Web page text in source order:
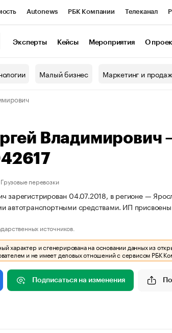
Autonews РБК Компании Телеканал
Эксперты Кейсы Мероприятия О
Малый бизнес Маркетинг и
Грузовые перевозки
зарегистрирован 04.07.2018, в регионе —
автотранспортными средствами. ИП
источников.
характер и сгенерирована на основании данных из
и не имеет деловых отношений с сервисом РБК
Подписаться на изменения